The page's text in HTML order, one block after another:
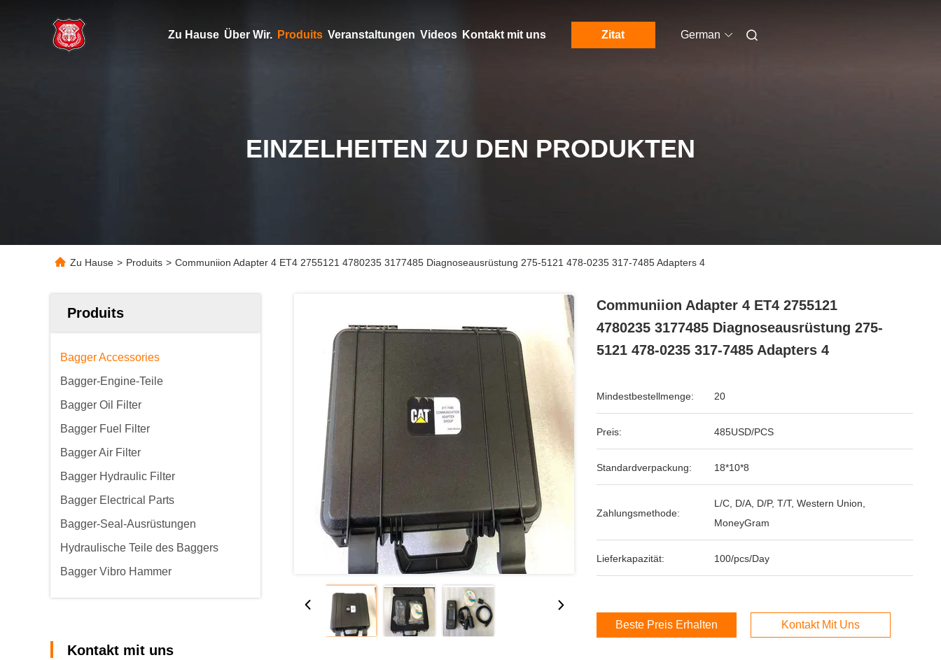
Zu Hause Über Wir. Produits Veranstaltungen Videos Kontakt mit uns Zitat German
EINZELHEITEN ZU DEN PRODUKTEN
Zu Hause > Produits > Communiion Adapter 4 ET4 2755121 4780235 3177485 Diagnoseausrüstung 275-5121 478-0235 317-7485 Adapters 4
Produits
Bagger Accessories
Bagger-Engine-Teile
Bagger Oil Filter
Bagger Fuel Filter
Bagger Air Filter
Bagger Hydraulic Filter
Bagger Electrical Parts
Bagger-Seal-Ausrüstungen
Hydraulische Teile des Baggers
Bagger Vibro Hammer
Kontakt mit uns
Communiion Adapter 4 ET4 2755121
4780235 3177485 Diagnoseausrüstung 275-
5121 478-0235 317-7485 Adapters 4
Mindestbestellmenge: 20
Preis: 485USD/PCS
Standardverpackung: 18*10*8
Zahlungsmethode:
L/C, D/A, D/P, T/T, Western Union,
MoneyGram
Lieferkapazität: 100/pcs/Day
Beste Preis Erhalten Kontakt Mit Uns